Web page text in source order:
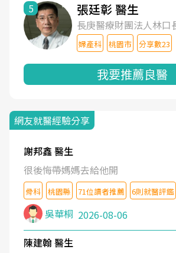
5 張廷彰 醫生
長庚醫療財團法人林口
婦產科 桃園市 分享數23
我要推薦良醫
網友就醫經驗分享
謝邦鑫 醫生
很後悔帶媽媽去給他開
骨科 桃園縣 71位讀者推薦 6則就醫評鑑
吳華桐 2026-08-06
陳建翰 醫生